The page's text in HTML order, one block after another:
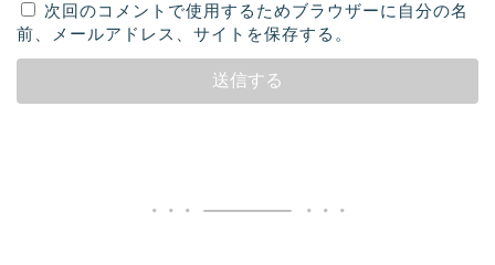
次回のコメントで使用するためブラウザーに自分の名
前、メールアドレス、サイトを保存する。